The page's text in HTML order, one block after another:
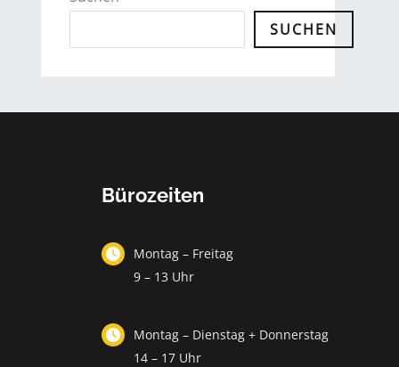
SUCHEN
Bürozeiten
Montag – Freitag
9 – 13 Uhr
Montag – Dienstag + Donnerstag
14 – 17 Uhr